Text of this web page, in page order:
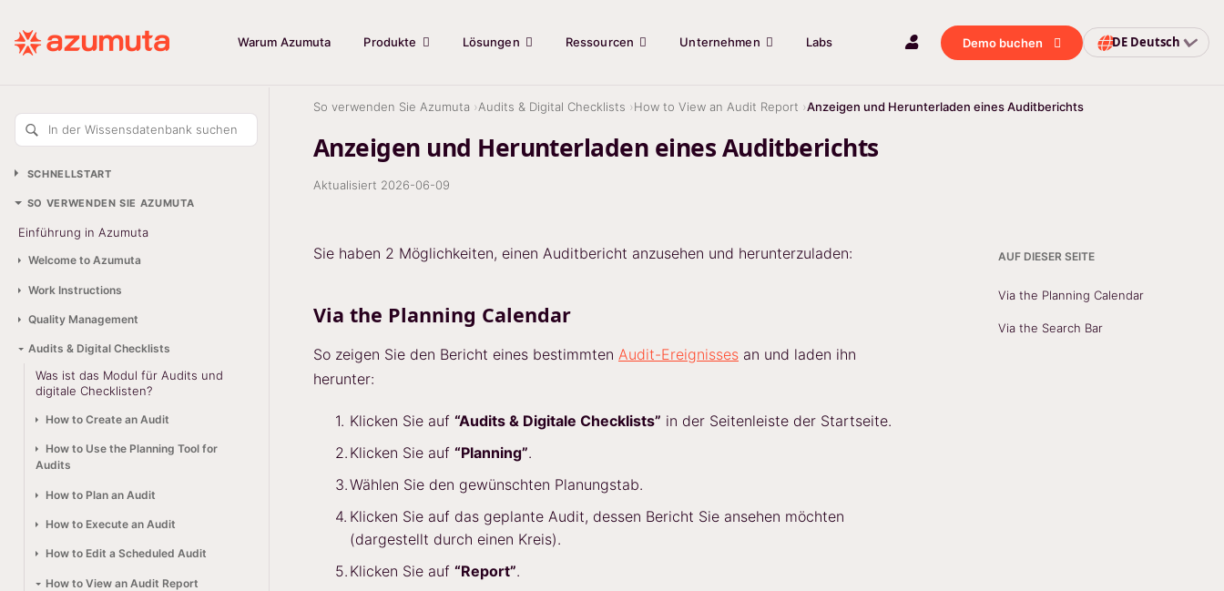
Warum Azumuta Produkte Lösungen Ressourcen Unternehmen Labs Demo buchen DE Deutsch
In der Wissensdatenbank suchen
SCHNELLSTART
SO VERWENDEN SIE AZUMUTA
Einführung in Azumuta
Welcome to Azumuta
Work Instructions
Quality Management
Audits & Digital Checklists
Was ist das Modul für Audits und
digitale Checklisten?
How to Create an Audit
How to Use the Planning Tool for
Audits
How to Plan an Audit
How to Execute an Audit
How to Edit a Scheduled Audit
How to View an Audit Report
So verwenden Sie Azumuta Audits & Digital Checklists How to View an Audit Report Anzeigen und Herunterladen eines Auditberichts
Anzeigen und Herunterladen eines Auditberichts
Aktualisiert 2026-06-09
Sie haben 2 Möglichkeiten, einen Auditbericht anzusehen und herunterzuladen:
Via the Planning Calendar
So zeigen Sie den Bericht eines bestimmten Audit-Ereignisses an und laden ihn
herunter:
Klicken Sie auf “Audits & Digitale Checklists” in der Seitenleiste der Startseite.
Klicken Sie auf “Planning”.
Wählen Sie den gewünschten Planungstab.
Klicken Sie auf das geplante Audit, dessen Bericht Sie ansehen möchten
(dargestellt durch einen Kreis).
Klicken Sie auf “Report”.
AUF DIESER SEITE
Via the Planning Calendar
Via the Search Bar